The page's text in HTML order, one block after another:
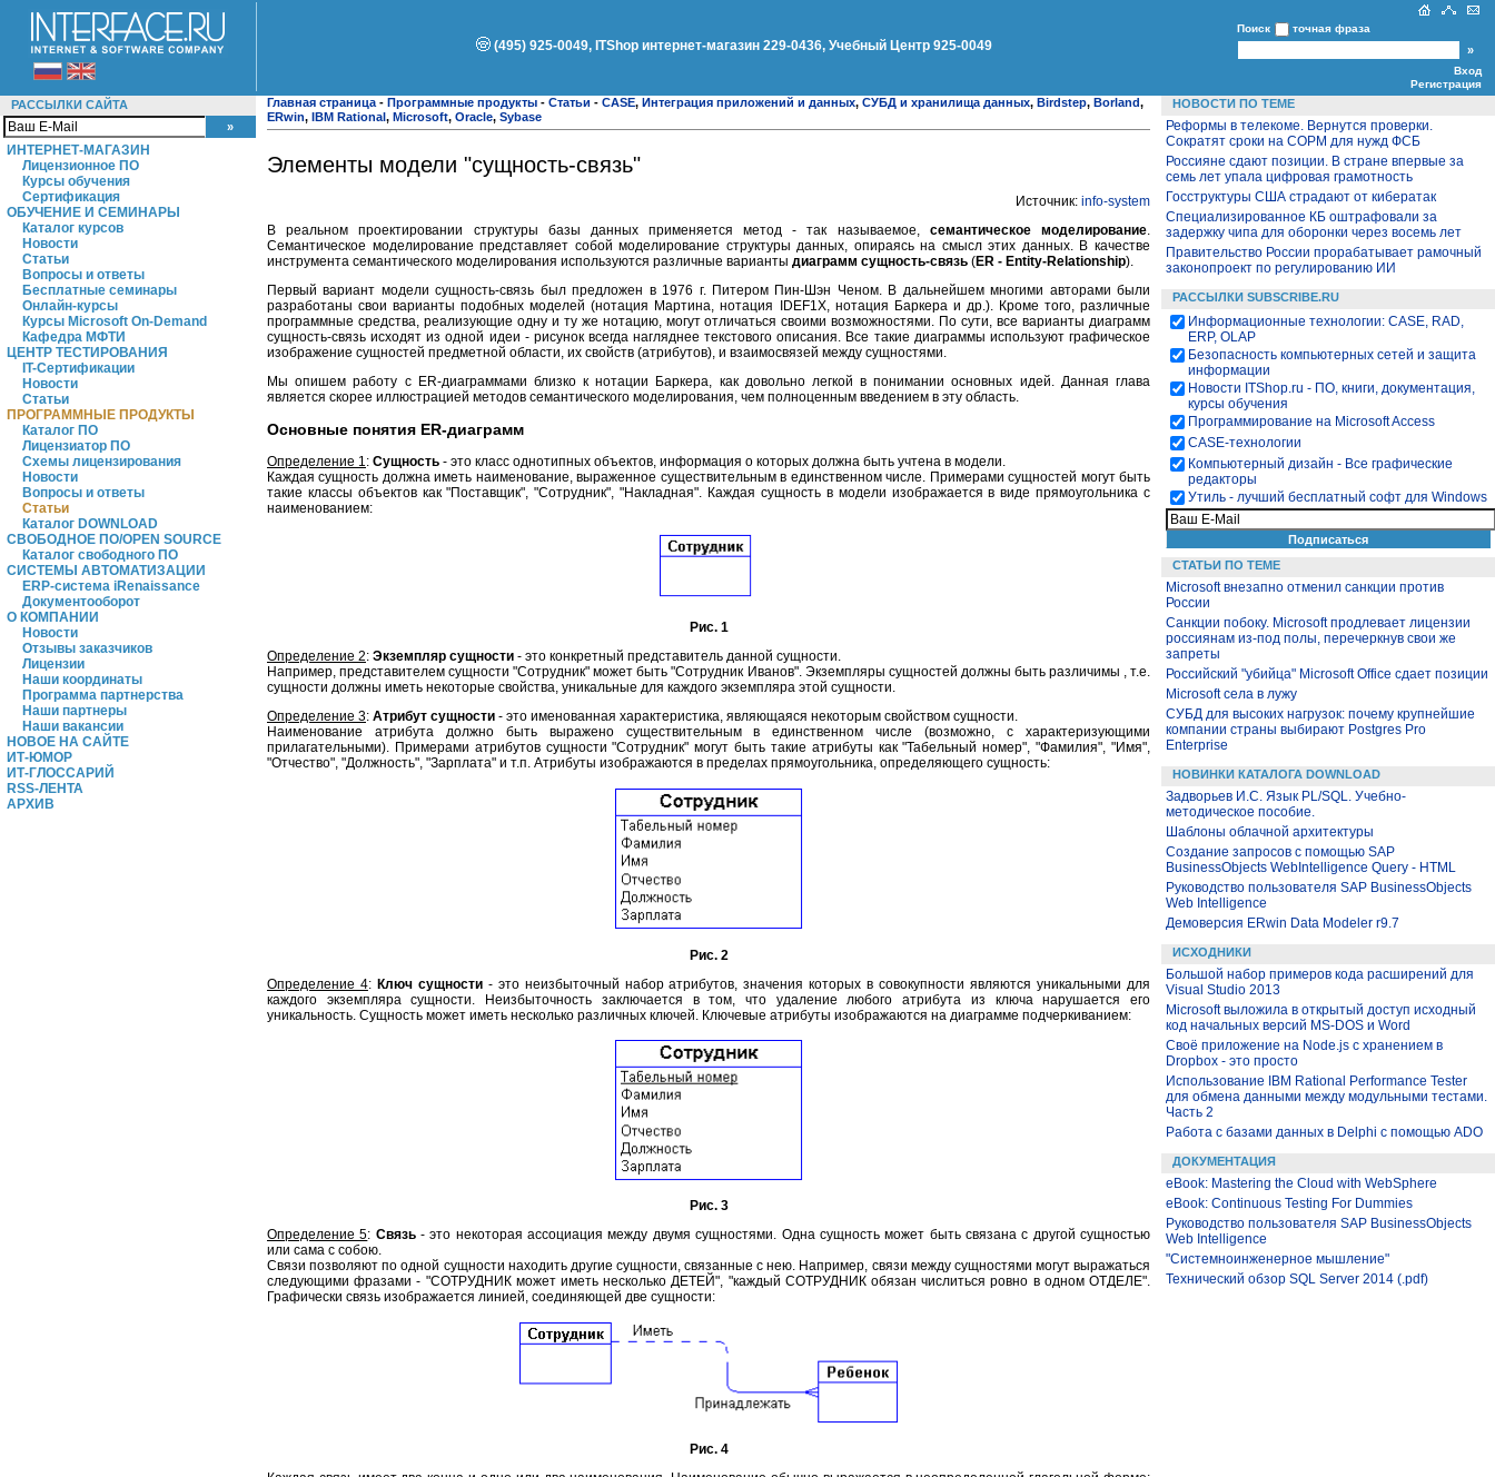
(495) 925-0049, ITShop интернет-магазин 229-0436, Учебный Центр 925-0049
Поиск точная фраза
Вход
Регистрация
РАССЫЛКИ САЙТА
ИНТЕРНЕТ-МАГАЗИН
Лицензионное ПО
Курсы обучения
Сертификация
ОБУЧЕНИЕ И СЕМИНАРЫ
Каталог курсов
Новости
Статьи
Вопросы и ответы
Бесплатные семинары
Онлайн-курсы
Курсы Microsoft On-Demand
Кафедра МФТИ
ЦЕНТР ТЕСТИРОВАНИЯ
IT-Сертификации
Новости
Статьи
ПРОГРАММНЫЕ ПРОДУКТЫ
Каталог ПО
Лицензиатор ПО
Схемы лицензирования
Новости
Вопросы и ответы
Статьи
Каталог DOWNLOAD
СВОБОДНОЕ ПО/OPEN SOURCE
Каталог свободного ПО
СИСТЕМЫ АВТОМАТИЗАЦИИ
ERP-система iRenaissance
Документооборот
О КОМПАНИИ
Новости
Отзывы заказчиков
Лицензии
Наши координаты
Программа партнерства
Наши партнеры
Наши вакансии
НОВОЕ НА САЙТЕ
ИТ-ЮМОР
ИТ-ГЛОССАРИЙ
RSS-ЛЕНТА
АРХИВ
Главная страница - Программные продукты - Статьи - CASE, Интеграция приложений и данных, СУБД и хранилища данных, Birdstep, Borland,
ERwin, IBM Rational, Microsoft, Oracle, Sybase
Элементы модели "сущность-связь"
Источник: info-system
В реальном проектировании структуры базы данных применяется метод - так называемое, семантическое моделирование
Семантическое моделирование представляет собой моделирование структуры данных, опираясь на смысл этих данных. В качестве
инструмента семантического моделирования используются различные варианты диаграмм сущность-связь (ER - Entity-Relationship).
Первый вариант модели сущность-связь был предложен в 1976 г. Питером Пин-Шэн Ченом. В дальнейшем многими авторами были
разработаны свои варианты подобных моделей (нотация Мартина, нотация IDEF1X, нотация Баркера и др.). Кроме того, различные
программные средства, реализующие одну и ту же нотацию, могут отличаться своими возможностями. По сути, все варианты диаграмм
сущность-связь исходят из одной идеи - рисунок всегда нагляднее текстового описания. Все такие диаграммы используют графическое
изображение сущностей предметной области, их свойств (атрибутов), и взаимосвязей между сущностями.
Мы опишем работу с ER-диаграммами близко к нотации Баркера, как довольно легкой в понимании основных идей. Данная глава
является скорее иллюстрацией методов семантического моделирования, чем полноценным введением в эту область.
Основные понятия ER-диаграмм
Определение 1 : Сущность - это класс однотипных объектов, информация о которых должна быть учтена в модели.
Каждая сущность должна иметь наименование, выраженное существительным в единственном числе. Примерами сущностей могут быть
такие классы объектов как "Поставщик", "Сотрудник", "Накладная". Каждая сущность в модели изображается в виде прямоугольника с
наименованием:
Рис. 1
Определение 2: Экземпляр сущности - это конкретный представитель данной сущности.
Например, представителем сущности "Сотрудник" может быть "Сотрудник Иванов". Экземпляры сущностей должны быть различимы , т.е.
сущности должны иметь некоторые свойства, уникальные для каждого экземпляра этой сущности.
Определение 3: Атрибут сущности - это именованная характеристика, являющаяся некоторым свойством сущности.
Наименование атрибута должно быть выражено существительным в единственном числе (возможно, с характеризующими
прилагательными). Примерами атрибутов сущности "Сотрудник" могут быть такие атрибуты как "Табельный номер", "Фамилия", "Имя",
"Отчество", "Должность", "Зарплата" и т.п. Атрибуты изображаются в пределах прямоугольника, определяющего сущность:
Рис. 2
Определение 4: Ключ сущности - это неизбыточный набор атрибутов, значения которых в совокупности являются уникальными для
каждого экземпляра сущности. Неизбыточность заключается в том, что удаление любого атрибута из ключа нарушается его
уникальность. Сущность может иметь несколько различных ключей. Ключевые атрибуты изображаются на диаграмме подчеркиванием:
Рис. 3
Определение 5: Связь- это некоторая ассоциация между двумя сущностями. Одна сущность может быть связана с другой сущностью
или сама с собою.
Связи позволяют по одной сущности находить другие сущности, связанные с нею. Например, связи между сущностями могут выражаться
следующими фразами - "СОТРУДНИК может иметь несколько ДЕТЕЙ", "каждый СОТРУДНИК обязан числиться ровно в одном ОТДЕЛЕ".
Графически связь изображается линией, соединяющей две сущности:
Рис. 4
НОВОСТИ ПО ТЕМЕ
Реформы в телекоме. Вернутся проверки.
Сократят сроки на СОРМ для нужд ФСБ
Россияне сдают позиции. В стране впервые за
семь лет упала цифровая грамотность
Госструктуры США страдают от кибератак
Специализированное КБ оштрафовали за
задержку чипа для оборонки через восемь лет
Правительство России прорабатывает рамочный
законопроект по регулированию ИИ
РАССЫЛКИ SUBSCRIBE.RU
Информационные технологии: CASE, RAD,
ERP, OLAP
Безопасность компьютерных сетей и защита
информации
Новости ITShop.ru - ПО, книги, документация,
курсы обучения
Программирование на Microsoft Access
CASE-технологии
Компьютерный дизайн - Все графические
редакторы
Утиль - лучший бесплатный софт для Windows
СТАТЬИ ПО ТЕМЕ
Microsoft внезапно отменил санкции против
России
Санкции побоку. Microsoft продлевает лицензии
россиянам из-под полы, перечеркнув свои же
запреты
Российский "убийца" Microsoft Office сдает позиции
Microsoft села в лужу
СУБД для высоких нагрузок: почему крупнейшие
компании страны выбирают Postgres Pro
Enterprise
НОВИНКИ КАТАЛОГА DOWNLOAD
Задворьев И.С. Язык PL/SQL. Учебно-
методическое пособие.
Шаблоны облачной архитектуры
Создание запросов с помощью SAP
BusinessObjects WebIntelligence Query - HTML
Руководство пользователя SAP BusinessObjects
Web Intelligence
Демоверсия ERwin Data Modeler r9.7
ИСХОДНИКИ
Большой набор примеров кода расширений для
Visual Studio 2013
Microsoft выложила в открытый доступ исходный
код начальных версий MS-DOS и Word
Своё приложение на Node.js с хранением в
Dropbox - это просто
Использование IBM Rational Performance Tester
для обмена данными между модульными тестами.
Часть 2
Работа с базами данных в Delphi с помощью ADO
ДОКУМЕНТАЦИЯ
eBook: Mastering the Cloud with WebSphere
eBook: Continuous Testing For Dummies
Руководство пользователя SAP BusinessObjects
Web Intelligence
"Системноинженерное мышление"
Технический обзор SQL Server 2014 (.pdf)